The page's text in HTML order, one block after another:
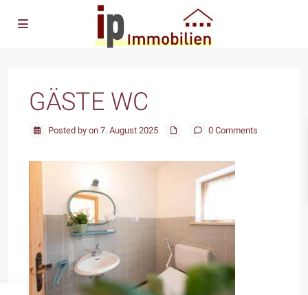
GÄSTE WC
Posted by on 7. August 2025 0 Comments